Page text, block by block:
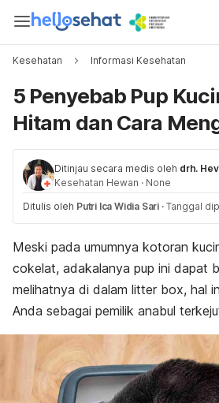
Kesehatan Informasi Kesehatan
5 Penyebab Pup
Hitam dan Cara
Ditinjau secara medis oleh drh.
Kesehatan Hewan · None
Ditulis oleh Putri Ica Widia Sari · Tanggal
Meski pada umumnya kotoran
cokelat, adakalanya pup ini dapat
melihatnya di dalam litter box, hal
Anda sebagai pemilik anabul